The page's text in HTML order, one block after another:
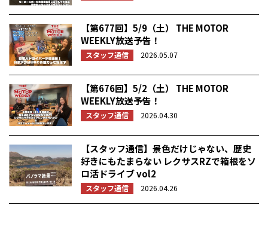
【第677回】5/9（土） THE MOTOR
WEEKLY放送予告！
スタッフ通信 2026.05.07
【第676回】5/2（土） THE MOTOR
WEEKLY放送予告！
スタッフ通信 2026.04.30
【スタッフ通信】景色だけじゃない、歴史
好きにもたまらない レクサスRZで箱根をソ
ロ活ドライブ vol2
スタッフ通信 2026.04.26